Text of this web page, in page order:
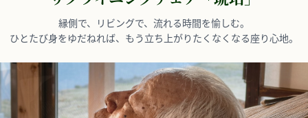
縁側で、リビングで、流れる時間を愉しむ。
ひとたび身をゆだねれば、もう立ち上がりたくなくなる座り心地。